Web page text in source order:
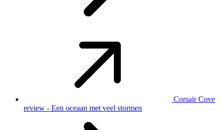
Corsair Cove
review - Een oceaan met veel stormen